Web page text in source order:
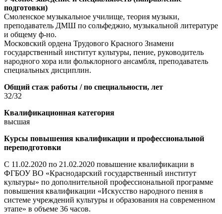
подготовки)
Смоленское музыкальное училище, теория музыки,
преподаватель ДМШ по сольфеджио, музыкальной литературе
и общему ф-но.
Московский ордена Трудового Красного Знамени
государственный институт культуры, пение, руководитель
народного хора или фольклорного ансамбля, преподаватель
специальных дисциплин.
Общий стаж работы / по специальности, лет
32/32
Квалификационная категория
высшая
Курсы повышения квалификации и профессиональной
переподготовки
С 11.02.2020 по 21.02.2020 повышение квалификации в
ФГБОУ ВО «Краснодарский государственный институт
культуры» по дополнительной профессиональной программе
повышения квалификации «Искусство народного пения в
системе учреждений культуры и образования на современном
этапе» в объеме 36 часов.